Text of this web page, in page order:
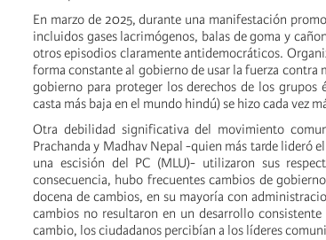
En marzo de 2025, durante una manifestación
incluidos gases lacrimógenos, balas de goma y
otros episodios claramente antidemocráticos.
forma constante al gobierno de usar la fuerza
gobierno para proteger los derechos de los
casta más baja en el mundo hindú) se hizo cada vez
Otra debilidad significativa del movimiento
Prachanda y Madhav Nepal -quien más tarde lideró
una escisión del PC (MLU)- utilizaron sus
consecuencia, hubo frecuentes cambios de
docena de cambios, en su mayoría con
cambios no resultaron en un desarrollo
cambio, los ciudadanos percibían a los líderes